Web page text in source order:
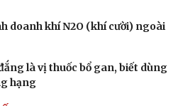
doanh khí N2O (khí cười) ngoài
là vị thuốc bổ gan, biết dùng
hạng